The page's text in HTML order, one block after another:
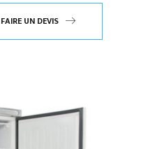
UN DEVIS